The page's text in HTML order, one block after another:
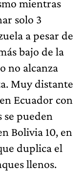
mientras
solo 3
a pesar de
bajo de la
no alcanza
Muy distante
Ecuador con
pueden
Bolivia 10, en
duplica el
llenos.